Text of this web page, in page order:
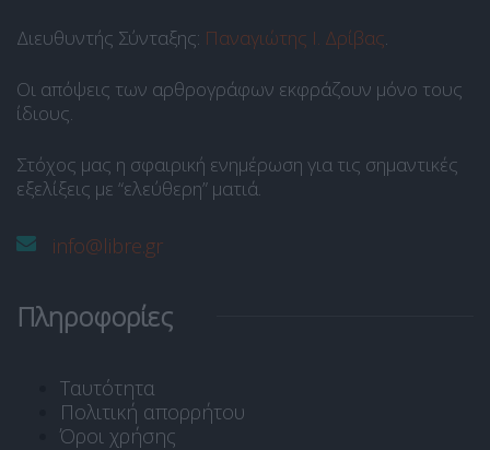
Διευθυντής Σύνταξης: Παναγιώτης Ι. Δρίβας.
Οι απόψεις των αρθρογράφων εκφράζουν μόνο τους
ίδιους.
Στόχος μας η σφαιρική ενημέρωση για τις σημαντικές
εξελίξεις με “ελεύθερη” ματιά.
info@libre.gr
Πληροφορίες
Ταυτότητα
Πολιτική απορρήτου
Όροι χρήσης